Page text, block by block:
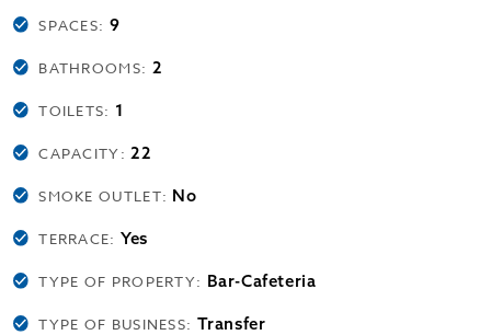
SPACES: 9
BATHROOMS: 2
TOILETS: 1
CAPACITY:22
SMOKE OUTLET: No
TERRACE: Yes
TYPE OF PROPERTY: Bar-Cafeteria
TYPE OF BUSINESS: Transfer